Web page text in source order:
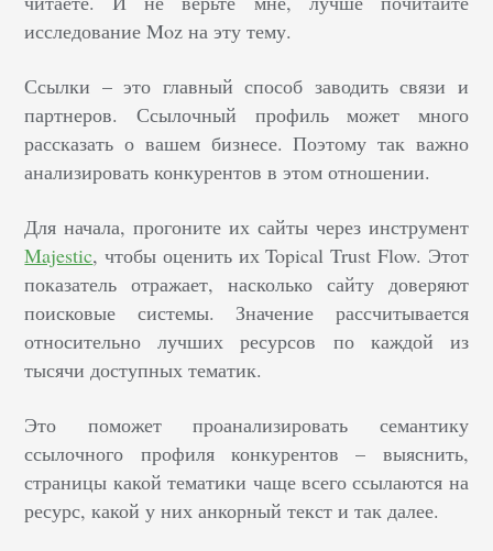
исследованиеMoz на эту тему.
Ссылки – это главный способ заводить связи и
партнеров. Ссылочный профиль может много
рассказать о вашем бизнесе. Поэтому так важно
анализировать конкурентов в этом отношении.
Для начала, прогоните их сайты через инструмент
Majestic, чтобы оценить их Topical Trust Flow. Этот
показатель отражает, насколько сайту доверяют
поисковые системы. Значение рассчитывается
относительно лучших ресурсов по каждой из
тысячи доступных тематик.
Это поможет проанализировать семантику
ссылочного профиля конкурентов – выяснить,
страницы какой тематики чаще всего ссылаются на
ресурс, какой у них анкорный текст и так далее.